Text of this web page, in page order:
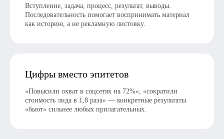
Вступление, задача, процесс, результат, выводы.
Последовательность помогает воспринимать материал
как историю, а не рекламную листовку.
Цифры вместо эпитетов
«Повысили охват в соцсетях на 72%», «сократили
стоимость лида в 1,8 раза» — конкретные результаты
«бьют» сильнее любых прилагательных.
Готовы заказать?
Нет
Да